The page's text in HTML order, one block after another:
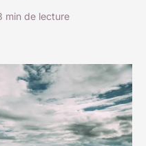
de lecture